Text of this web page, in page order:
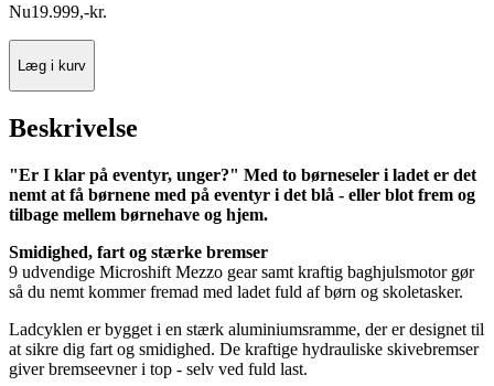
Nu19.999,-kr.
Læg i kurv
Beskrivelse
"Er I klar på eventyr, unger?" Med to børneseler i ladet er det
nemt at få børnene med på eventyr i det blå - eller blot frem og
tilbage mellem børnehave og hjem.
Smidighed, fart og stærke bremser
9 udvendige Microshift Mezzo gear samt kraftig baghjulsmotor gør
så du nemt kommer fremad med ladet fuld af børn og skoletasker.
Ladcyklen er bygget i en stærk aluminiumsramme, der er designet til
at sikre dig fart og smidighed. De kraftige hydrauliske skivebremser
giver bremseevner i top - selv ved fuld last.